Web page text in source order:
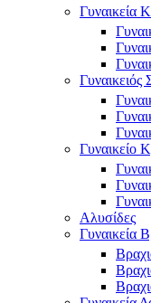
Γυναικεία
Γυναικειός
Γυναικείο
Αλυσίδες
Γυναικεία